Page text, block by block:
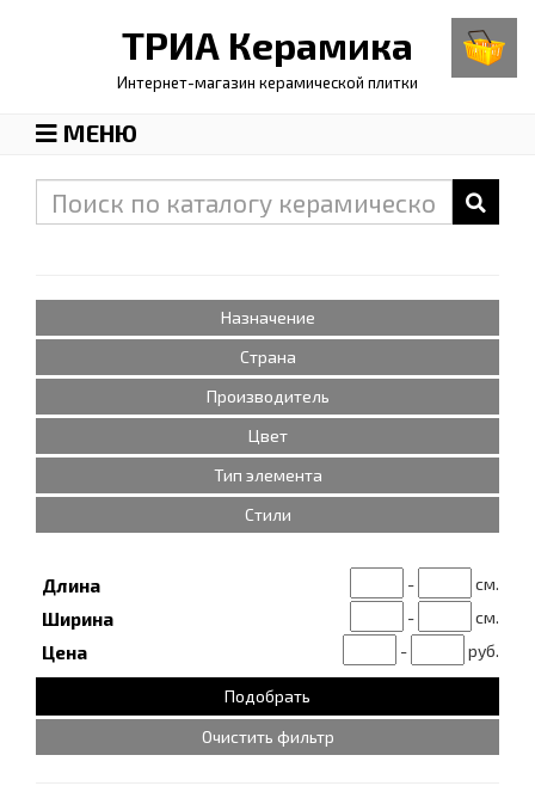
ТРИА Керамика
Интернет-магазин керамической плитки
МЕНЮ
Назначение
Страна
Производитель
Цвет
Тип элемента
Стили
Длина - см.
Ширина - см.
Цена - руб.
Очистить фильтр